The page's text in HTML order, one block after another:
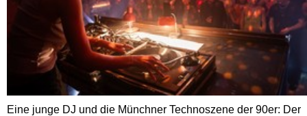
Eine junge DJ und die Münchner Technoszene der 90er: Der